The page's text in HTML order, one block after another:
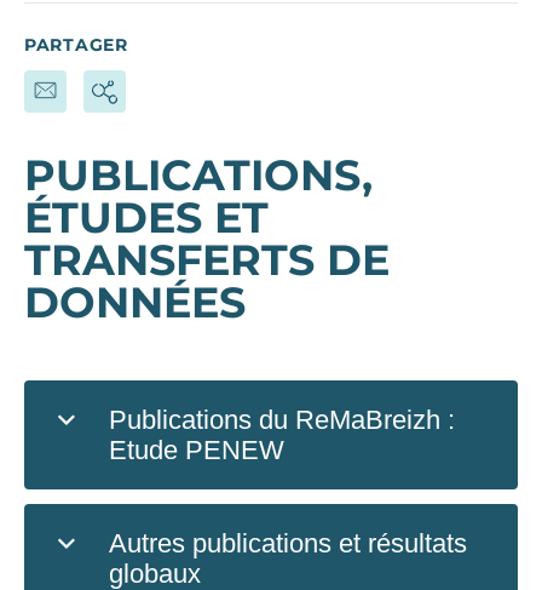
PARTAGER
PUBLICATIONS,
ÉTUDES ET
TRANSFERTS DE
DONNÉES
Publications du ReMaBreizh :
Etude PENEW
Autres publications et résultats
globaux